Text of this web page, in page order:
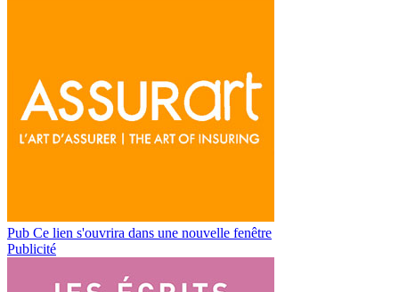
Pub Ce lien s'ouvrira dans une nouvelle fenêtre
Publicité